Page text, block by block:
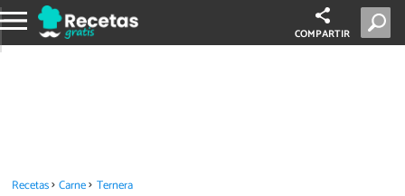
COMPARTIR
Recetas Carne Ternera